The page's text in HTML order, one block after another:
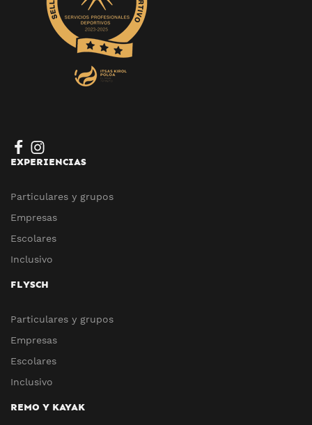
EXPERIENCIAS
Particulares y grupos
Empresas
Escolares
Inclusivo
FLYSCH
Particulares y grupos
Empresas
Escolares
Inclusivo
REMO Y KAYAK